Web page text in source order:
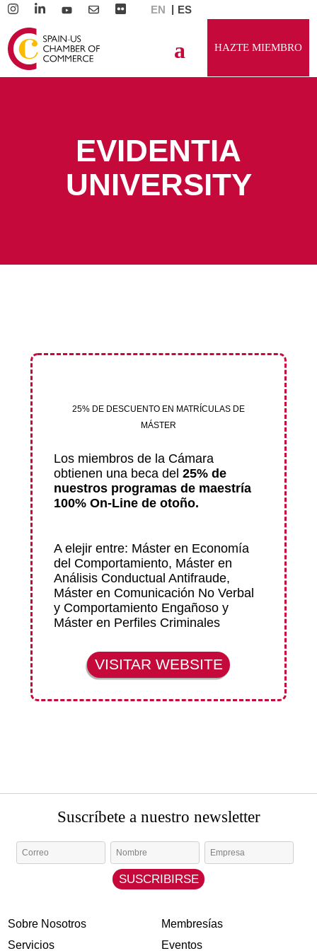
EN ES
HAZTE MIEMBRO
EVIDENTIA
25% DE DESCUENTO EN MATRÍCULAS DE
MÁSTER
Los miembros de la Cámara
obtienen una beca del 25% de
nuestros programas de maestría
100% On-Line de otoño.
A elejir entre: Máster en Economía
del Comportamiento, Máster en
Análisis Conductual Antifraude,
Máster en Comunicación No Verbal
y Comportamiento Engañoso y
Máster en Perfiles Criminales